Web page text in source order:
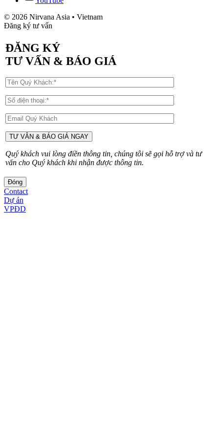
© 2026 Nirvana Asia • Vietnam
Đăng ký tư vấn
ĐĂNG KÝ
TƯ VẤN & BÁO GIÁ
Quý khách vui lòng điền thông tin, chúng tôi sẽ gọi hỗ trợ và tư
vấn cho Quý khách khi nhận được thông tin.
Đóng
Contact
Dự án
VPĐD